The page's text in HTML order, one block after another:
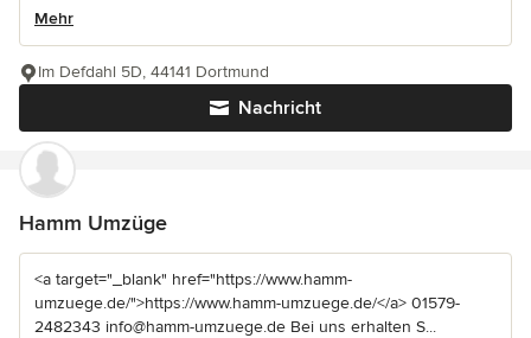
Mehr
Nachricht
Im Defdahl 5D, 44141 Dortmund
Hamm Umzüge
<a target="_blank" href="https://www.hamm-
umzuege.de/">https://www.hamm-umzuege.de/</a> 01579-
2482343 info@hamm-umzuege.de Bei uns erhalten S...